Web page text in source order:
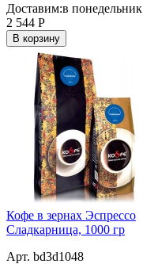
Доставим:в понедельник
2 544 Р
В корзину
Кофе в зернах Эспрессо
Сладкарница, 1000 гр
Арт. bd3d1048